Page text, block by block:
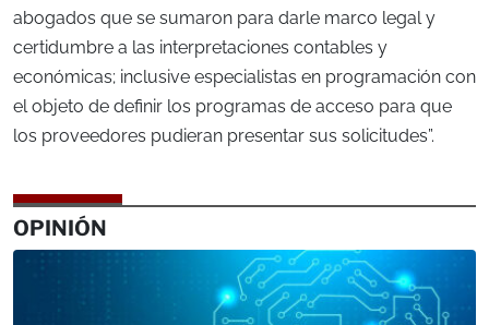
abogados que se sumaron para darle marco legal y
certidumbre a las interpretaciones contables y
económicas; inclusive especialistas en programación con
el objeto de definir los programas de acceso para que
los proveedores pudieran presentar sus solicitudes”.
OPINIÓN